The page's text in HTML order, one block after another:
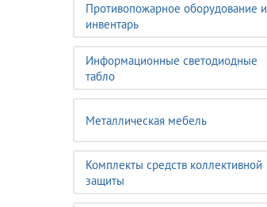
Противопожарное оборудование и
инвентарь
Информационные светодиодные
табло
Металлическая мебель
Комплекты средств коллективной
защиты